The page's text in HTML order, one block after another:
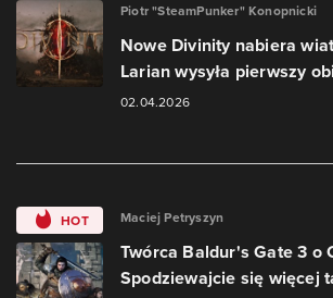
Piotr "SteamPunker" Konopnicki
Nowe Divinity nabiera
Larian wysyła pierwszy
02.04.2026
HOT Maciej Petryszyn
Twórca Baldur's Gate 3 o
Spodziewajcie się więcej